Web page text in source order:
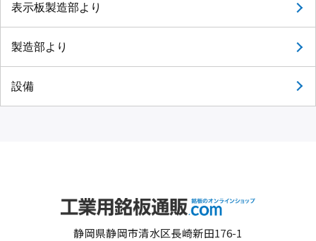
表示板製造部より
製造部より
設備
静岡県静岡市清水区長崎新田176-1